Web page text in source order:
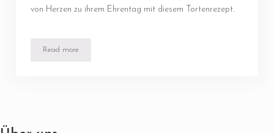
von Herzen zu ihrem Ehrentag mit diesem Tortenrezept.
Read moreGeburstagstorte